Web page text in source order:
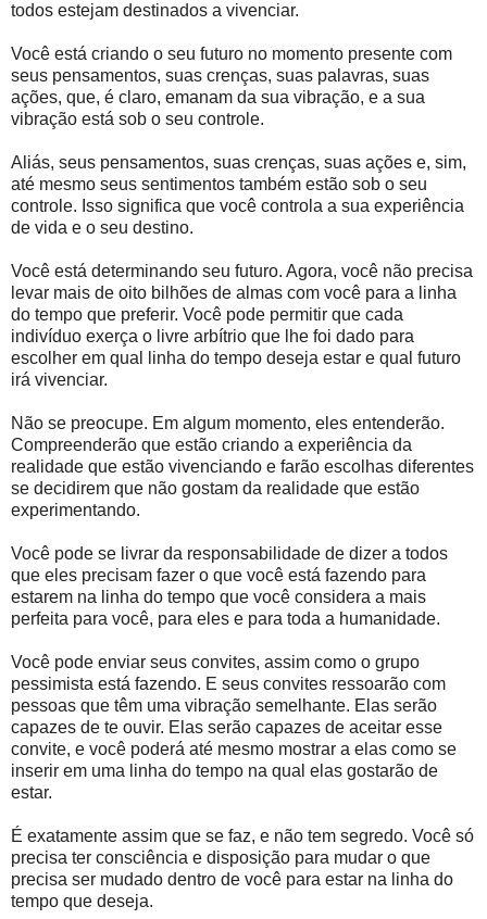
todos estejam destinados a vivenciar.
Você está criando o seu futuro no momento presente com
seus pensamentos, suas crenças, suas palavras, suas
ações, que, é claro, emanam da sua vibração, e a sua
vibração está sob o seu controle.
Aliás, seus pensamentos, suas crenças, suas ações e, sim,
até mesmo seus sentimentos também estão sob o seu
controle. Isso significa que você controla a sua experiência
de vida e o seu destino.
Você está determinando seu futuro. Agora, você não precisa
levar mais de oito bilhões de almas com você para a linha
do tempo que preferir. Você pode permitir que cada
indivíduo exerça o livre arbítrio que lhe foi dado para
escolher em qual linha do tempo deseja estar e qual futuro
irá vivenciar.
Não se preocupe. Em algum momento, eles entenderão.
Compreenderão que estão criando a experiência da
realidade que estão vivenciando e farão escolhas diferentes
se decidirem que não gostam da realidade que estão
experimentando.
Você pode se livrar da responsabilidade de dizer a todos
que eles precisam fazer o que você está fazendo para
estarem na linha do tempo que você considera a mais
perfeita para você, para eles e para toda a humanidade.
Você pode enviar seus convites, assim como o grupo
pessimista está fazendo. E seus convites ressoarão com
pessoas que têm uma vibração semelhante. Elas serão
capazes de te ouvir. Elas serão capazes de aceitar esse
convite, e você poderá até mesmo mostrar a elas como se
inserir em uma linha do tempo na qual elas gostarão de
estar.
É exatamente assim que se faz, e não tem segredo. Você só
precisa ter consciência e disposição para mudar o que
precisa ser mudado dentro de você para estar na linha do
tempo que deseja.